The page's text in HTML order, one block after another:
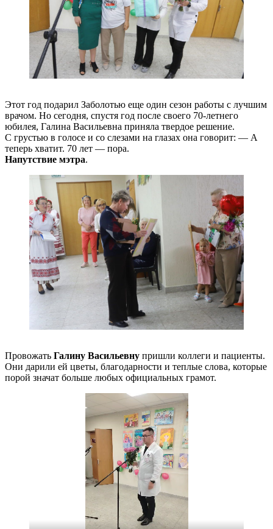
Этот год подарил Заболотью еще один сезон работы с лучшим
врачом. Но сегодня, спустя год после своего 70-летнего
юбилея, Галина Васильевна приняла твердое решение.
С грустью в голосе и со слезами на глазах она говорит: — А
теперь хватит. 70 лет — пора.
Напутствие мэтра.
Провожать Галину Васильевну пришли коллеги и пациенты.
Они дарили ей цветы, благодарности и теплые слова, которые
порой значат больше любых официальных грамот.